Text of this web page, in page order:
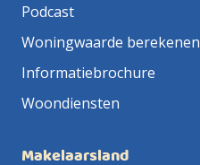
Podcast
Woningwaarde berekenen
Informatiebrochure
Woondiensten
Makelaarsland